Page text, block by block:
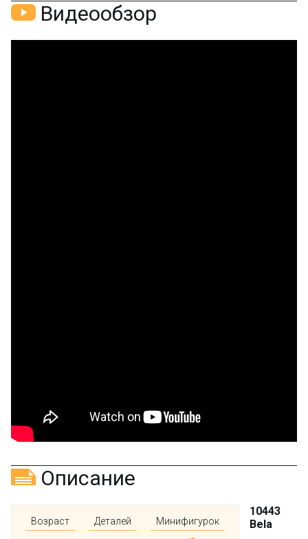
Видеообзор
Описание
Возраст Деталей Минифигурок
10443
Bela